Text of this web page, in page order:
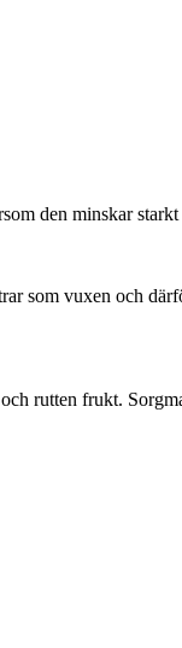
den minskar
som vuxen och
rutten frukt.